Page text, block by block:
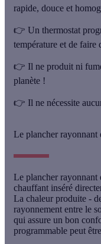
rapide, douce et
👉 Un thermostat
température et de faire
👉 Il ne produit ni
planète !
👉 Il ne nécessite
Le plancher rayonnant
Le plancher rayonnant
chauffant inséré
La chaleur produite -
rayonnement entre le
qui assure un bon
programmable peut